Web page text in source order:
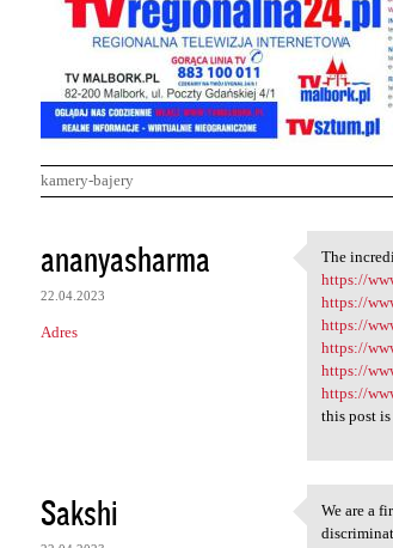
kamery-bajery
K
o
m
e
z
ananyasharma
22.04.2023
Adres
The
The
https://
https://
https://
https://
https://
https://
this post
Sakshi We are
We are a